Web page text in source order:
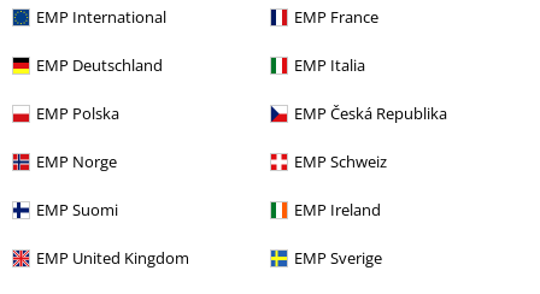
EMP International EMP France
EMP Deutschland EMP Italia
EMP Polska EMP Česká Republika
EMP Norge EMP Schweiz
EMP Suomi EMP Ireland
EMP United Kingdom EMP Sverige
Kommentieren
Kommentar jetzt abschicken!
11 Bewertungen
Geschrieben am: Mittwoch, 15.05.2024
Körpergröße in Meter: 1.72